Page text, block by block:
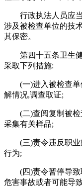
行政执法人员应
涉及被检查单位的技
其保密。
第四十五条卫生
采取下列措施:
(一)进入被检查
解情况,调查取证;
(二)查阅复制被
采集有关样品;
(三)责令违反职
行为;
(四)责令暂停导
危害事故或者可能导